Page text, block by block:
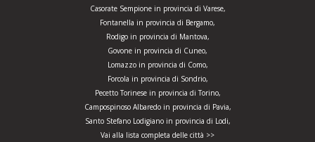
Casorate Sempione in provincia di Varese,
Fontanella in provincia di Bergamo,
Rodigo in provincia di Mantova,
Govone in provincia di Cuneo,
Lomazzo in provincia di Como,
Forcola in provincia di Sondrio,
Pecetto Torinese in provincia di Torino,
Campospinoso Albaredo in provincia di Pavia,
Santo Stefano Lodigiano in provincia di Lodi,
Vai alla lista completa delle città >>